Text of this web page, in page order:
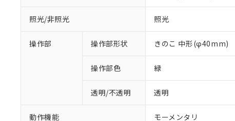
照光/非照光 照光
操作部 操作部形状 きのこ 中形(φ40mm)
操作部色 緑
透明/不透明 透明
動作機能 モーメンタリ